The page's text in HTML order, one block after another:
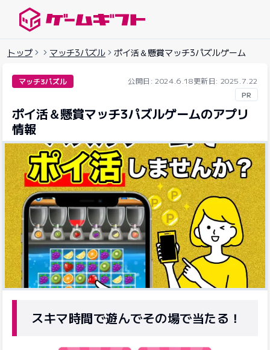
トップ マッチ3パズル ポイ活＆懸賞マッチ3パズルゲーム
マッチ3パズル 公開日: 2024.6.18更新日: 2025.7.22
PR
ポイ活＆懸賞マッチ3パズルゲームのアプリ
情報
スキマ時間で遊んでその場で当たる！